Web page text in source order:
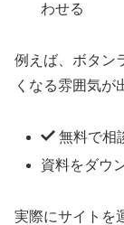
わせる
例えば、ボタン
くなる雰囲気が
無料で相
資料をダウ
実際にサイトを